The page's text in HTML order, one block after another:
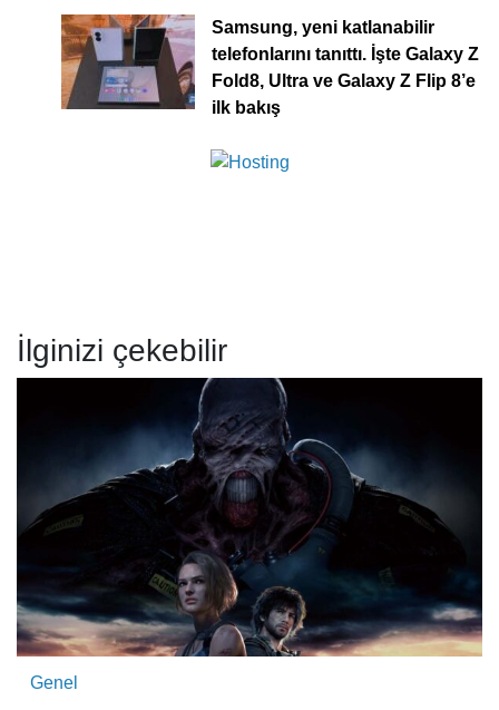
Samsung, yeni katlanabilir
telefonlarını tanıttı. İşte Galaxy Z
Fold8, Ultra ve Galaxy Z Flip 8’e
ilk bakış
İlginizi çekebilir
Genel